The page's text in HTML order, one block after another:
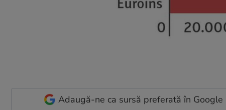
Adaugă-ne ca sursă preferată în Google